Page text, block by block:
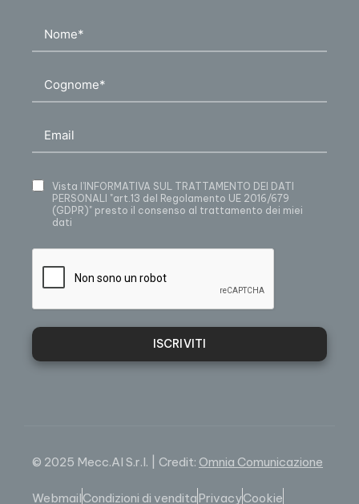
Vista l’INFORMATIVA SUL TRATTAMENTO DEI DATI
PERSONALI "art.13 del Regolamento UE 2016/679
(GDPR)" presto il consenso al trattamento dei miei
dati
ISCRIVITI
© 2025 Mecc.Al S.r.l. | Credit: Omnia Comunicazione
WebmailCondizioni di venditaPrivacyCookie